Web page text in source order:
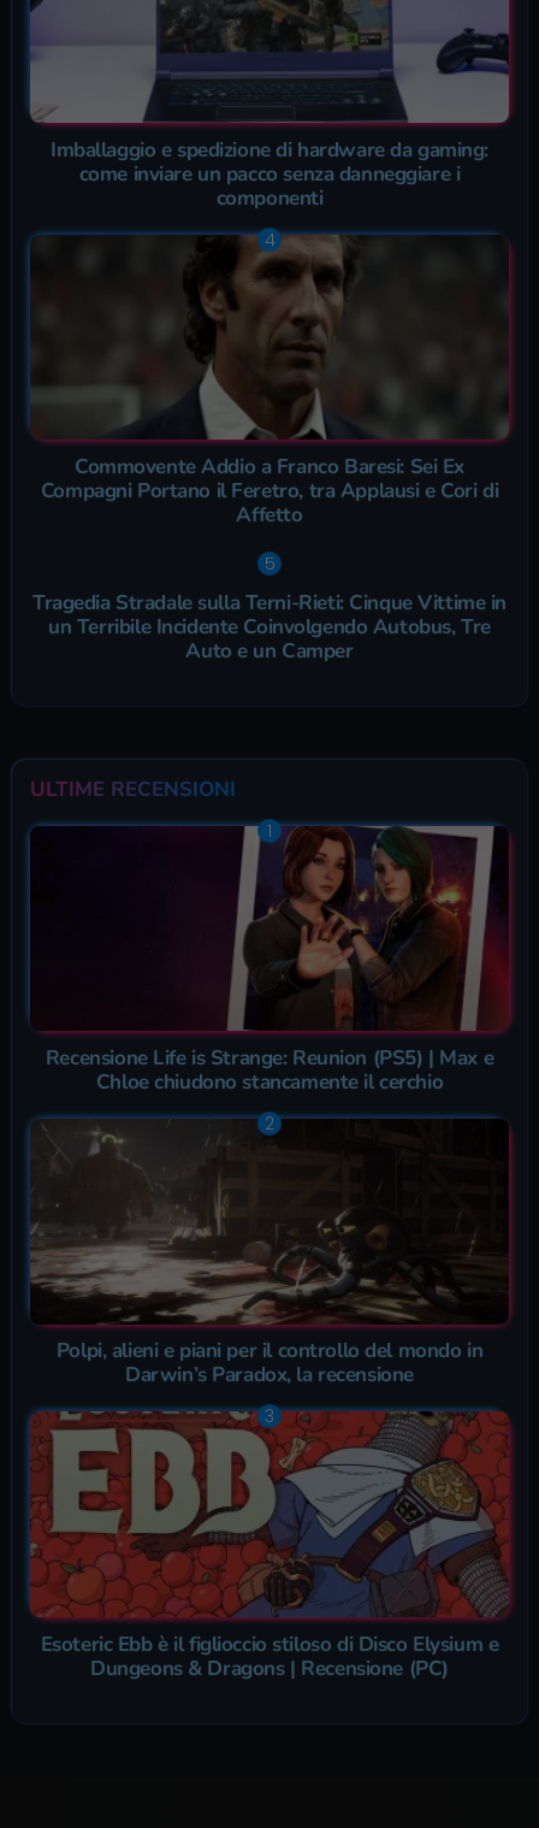
Imballaggio e spedizione di hardware da gaming:
come inviare un pacco senza danneggiare i
componenti
Commovente Addio a Franco Baresi: Sei Ex
Compagni Portano il Feretro, tra Applausi e Cori di
Affetto
Tragedia Stradale sulla Terni-Rieti: Cinque Vittime in
un Terribile Incidente Coinvolgendo Autobus, Tre
Auto e un Camper
ULTIME RECENSIONI
Recensione Life is Strange: Reunion (PS5) | Max e
Chloe chiudono stancamente il cerchio
Polpi, alieni e piani per il controllo del mondo in
Darwin’s Paradox, la recensione
Esoteric Ebb è il figlioccio stiloso di Disco Elysium e
Dungeons & Dragons | Recensione (PC)